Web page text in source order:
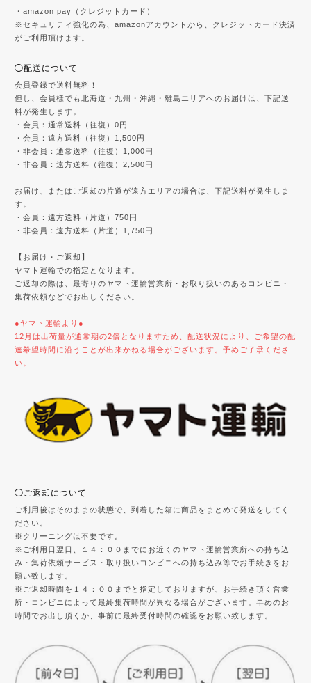
・amazon pay（クレジットカード）
※セキュリティ強化の為、amazonアカウントから、クレジットカード決済
がご利用頂けます。
◯配送について
会員登録で送料無料！
但し、会員様でも北海道・九州・沖縄・離島エリアへのお届けは、下記送
料が発生します。
・会員：通常送料（往復）0円
・会員：遠方送料（往復）1,500円
・非会員：通常送料（往復）1,000円
・非会員：遠方送料（往復）2,500円
お届け、またはご返却の片道が遠方エリアの場合は、下記送料が発生しま
す。
・会員：遠方送料（片道）750円
・非会員：遠方送料（片道）1,750円
【お届け・ご返却】
ヤマト運輸での指定となります。
ご返却の際は、最寄りのヤマト運輸営業所・お取り扱いのあるコンビニ・
集荷依頼などでお出しください。
●ヤマト運輸より●
12月は出荷量が通常期の2倍となりますため、配送状況により、ご希望の配
達希望時間に沿うことが出来かねる場合がございます。予めご了承くださ
い。
◯ご返却について
ご利用後はそのままの状態で、到着した箱に商品をまとめて発送をしてく
ださい。
※クリーニングは不要です。
※ご利用日翌日、１４：００までにお近くのヤマト運輸営業所への持ち込
み・集荷依頼サービス・取り扱いコンビニへの持ち込み等でお手続きをお
願い致します。
※ご返却時間を１４：００までと指定しておりますが、お手続き頂く営業
所・コンビニによって最終集荷時間が異なる場合がございます。早めのお
時間でお出し頂くか、事前に最終受付時間の確認をお願い致します。